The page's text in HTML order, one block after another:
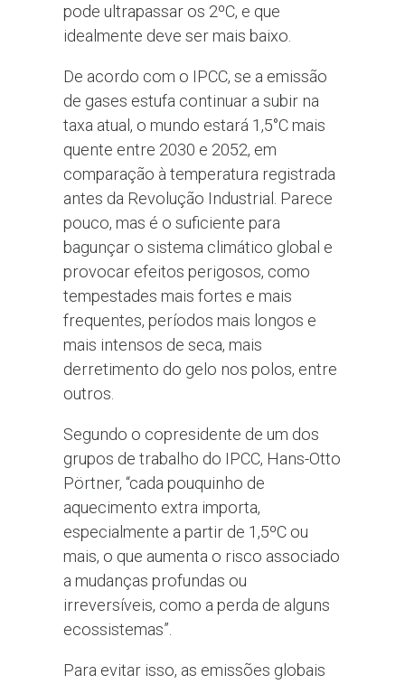
pode ultrapassar os 2ºC, e que
idealmente deve ser mais baixo.
De acordo com o IPCC, se a emissão
de gases estufa continuar a subir na
taxa atual, o mundo estará 1,5°C mais
quente entre 2030 e 2052, em
comparação à temperatura registrada
antes da Revolução Industrial. Parece
pouco, mas é o suficiente para
bagunçar o sistema climático global e
provocar efeitos perigosos, como
tempestades mais fortes e mais
frequentes, períodos mais longos e
mais intensos de seca, mais
derretimento do gelo nos polos, entre
outros.
Segundo o copresidente de um dos
grupos de trabalho do IPCC, Hans-Otto
Pörtner, “cada pouquinho de
aquecimento extra importa,
especialmente a partir de 1,5ºC ou
mais, o que aumenta o risco associado
a mudanças profundas ou
irreversíveis, como a perda de alguns
ecossistemas”.
Para evitar isso, as emissões globais